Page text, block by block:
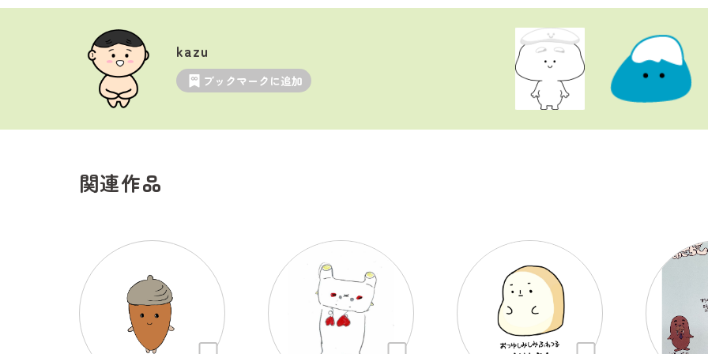
kazu
ブックマークに追加
関連作品